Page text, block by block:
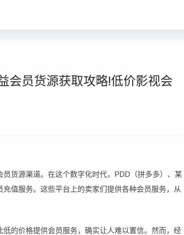
会员货源获取攻略!低价影视会
货源渠道。在这个数字化时代，PDD（拼多多）、某
值服务。这些平台上的卖家们提供各种会员服务，从
的价格提供会员服务，确实让人难以置信。然而，经